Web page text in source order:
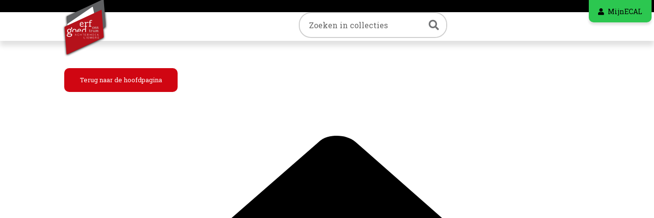
MijnECAL
Trefwoord Zoeken
Terug naar de hoofdpagina